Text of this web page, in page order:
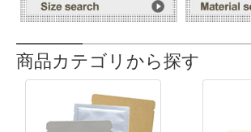
商品カテゴリから探す